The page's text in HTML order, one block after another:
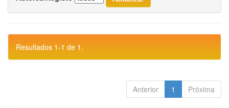
Resultados 1-1 de 1.
Anterior 1 Próxima